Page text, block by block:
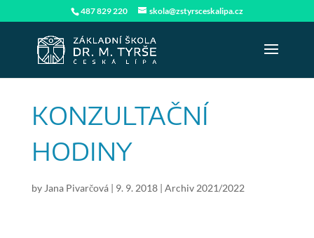
487 829 220 skola@zstyrsceskalipa.cz
KONZULTAČNÍ
HODINY
by Jana Pivarčová| 9. 9. 2018| Archiv 2021/2022